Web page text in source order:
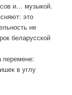
и… музыкой.
это
не
беларусской
перемене:
в углу